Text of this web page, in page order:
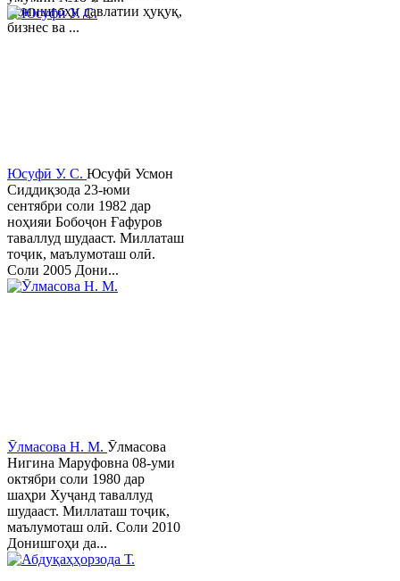
Донишгоҳи давлатии ҳуқуқ,
бизнес ва ...
Юсуфӣ У. C. Юсуфӣ Усмон
Сиддиқзода 23-юми
сентябри соли 1982 дар
ноҳияи Бобоҷон Ғафуров
таваллуд шудааст. Миллаташ
тоҷик, маълумоташ олӣ.
Соли 2005 Дони...
Ӯлмасова Н. М. Ӯлмасова
Нигина Маруфовна 08-уми
октябри соли 1980 дар
шаҳри Хуҷанд таваллуд
шудааст. Миллаташ тоҷик,
маълумоташ олӣ. Соли 2010
Донишгоҳи да...